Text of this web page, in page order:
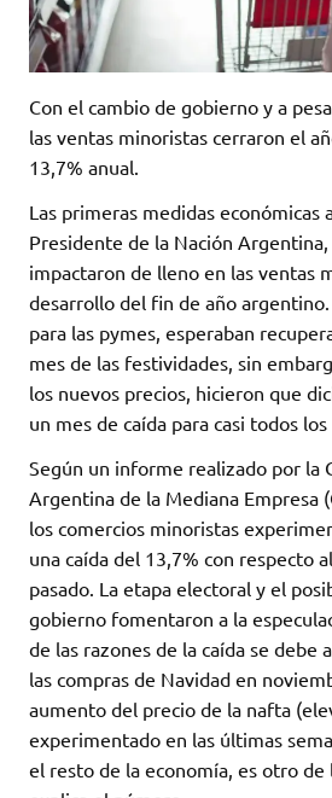
Con el cambio de gobierno y a
las ventas minoristas cerraron el
13,7% anual.
Las primeras medidas económicas
Presidente de la Nación Argentina,
impactaron de lleno en las ventas
desarrollo del fin de año
para las pymes, esperaban
mes de las festividades, sin
los nuevos precios, hicieron que
un mes de caída para casi todos los
Según un informe realizado por la
Argentina de la Mediana Empresa
los comercios minoristas
una caída del 13,7% con respecto
pasado. La etapa electoral y el
gobierno fomentaron a la
de las razones de la caída se debe
las compras de Navidad en
aumento del precio de la nafta
experimentado en las últimas
el resto de la economía, es otro de